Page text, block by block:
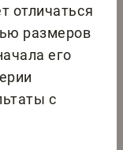
отличаться
размеров
его
с